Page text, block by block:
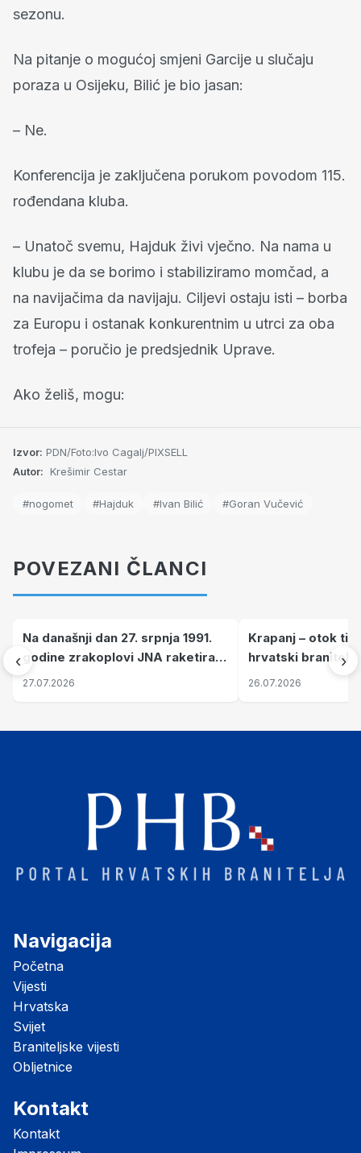
sezonu.
Na pitanje o mogućoj smjeni Garcije u slučaju
poraza u Osijeku, Bilić je bio jasan:
– Ne.
Konferencija je zaključena porukom povodom 115.
rođendana kluba.
– Unatoč svemu, Hajduk živi vječno. Na nama u
klubu je da se borimo i stabiliziramo momčad, a
na navijačima da navijaju. Ciljevi ostaju isti – borba
za Europu i ostanak konkurentnim u utrci za oba
trofeja – poručio je predsjednik Uprave.
Ako želiš, mogu:
Izvor: PDN/Foto:Ivo Cagalj/PIXSELL
Autor: Krešimir Cestar
#nogomet #Hajduk #Ivan Bilić #Goran Vučević
POVEZANI ČLANCI
‹
Na današnji dan 27. srpnja 1991.
godine zrakoplovi JNA raketirali
su vojarnu i obučni centar "Nikola
27.07.2026
Krapanj – otok
hrvatski branitelji
pronalaze mir
26.07.2026
›
Navigacija
Početna
Vijesti
Hrvatska
Svijet
Braniteljske vijesti
Obljetnice
Kontakt
Kontakt